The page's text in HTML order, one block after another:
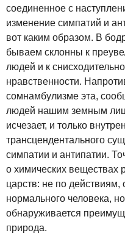
соединенное с
изменение симпатий и
вот каким образом. В
бываем склонны к
людей и к
нравственности.
сомнамбулизме эта,
людей нашим земным
исчезает, и только
трансцендентального
симпатии и антипатии.
о химических веществах
царств: не по
нормального человека,
обнаруживается
природа.